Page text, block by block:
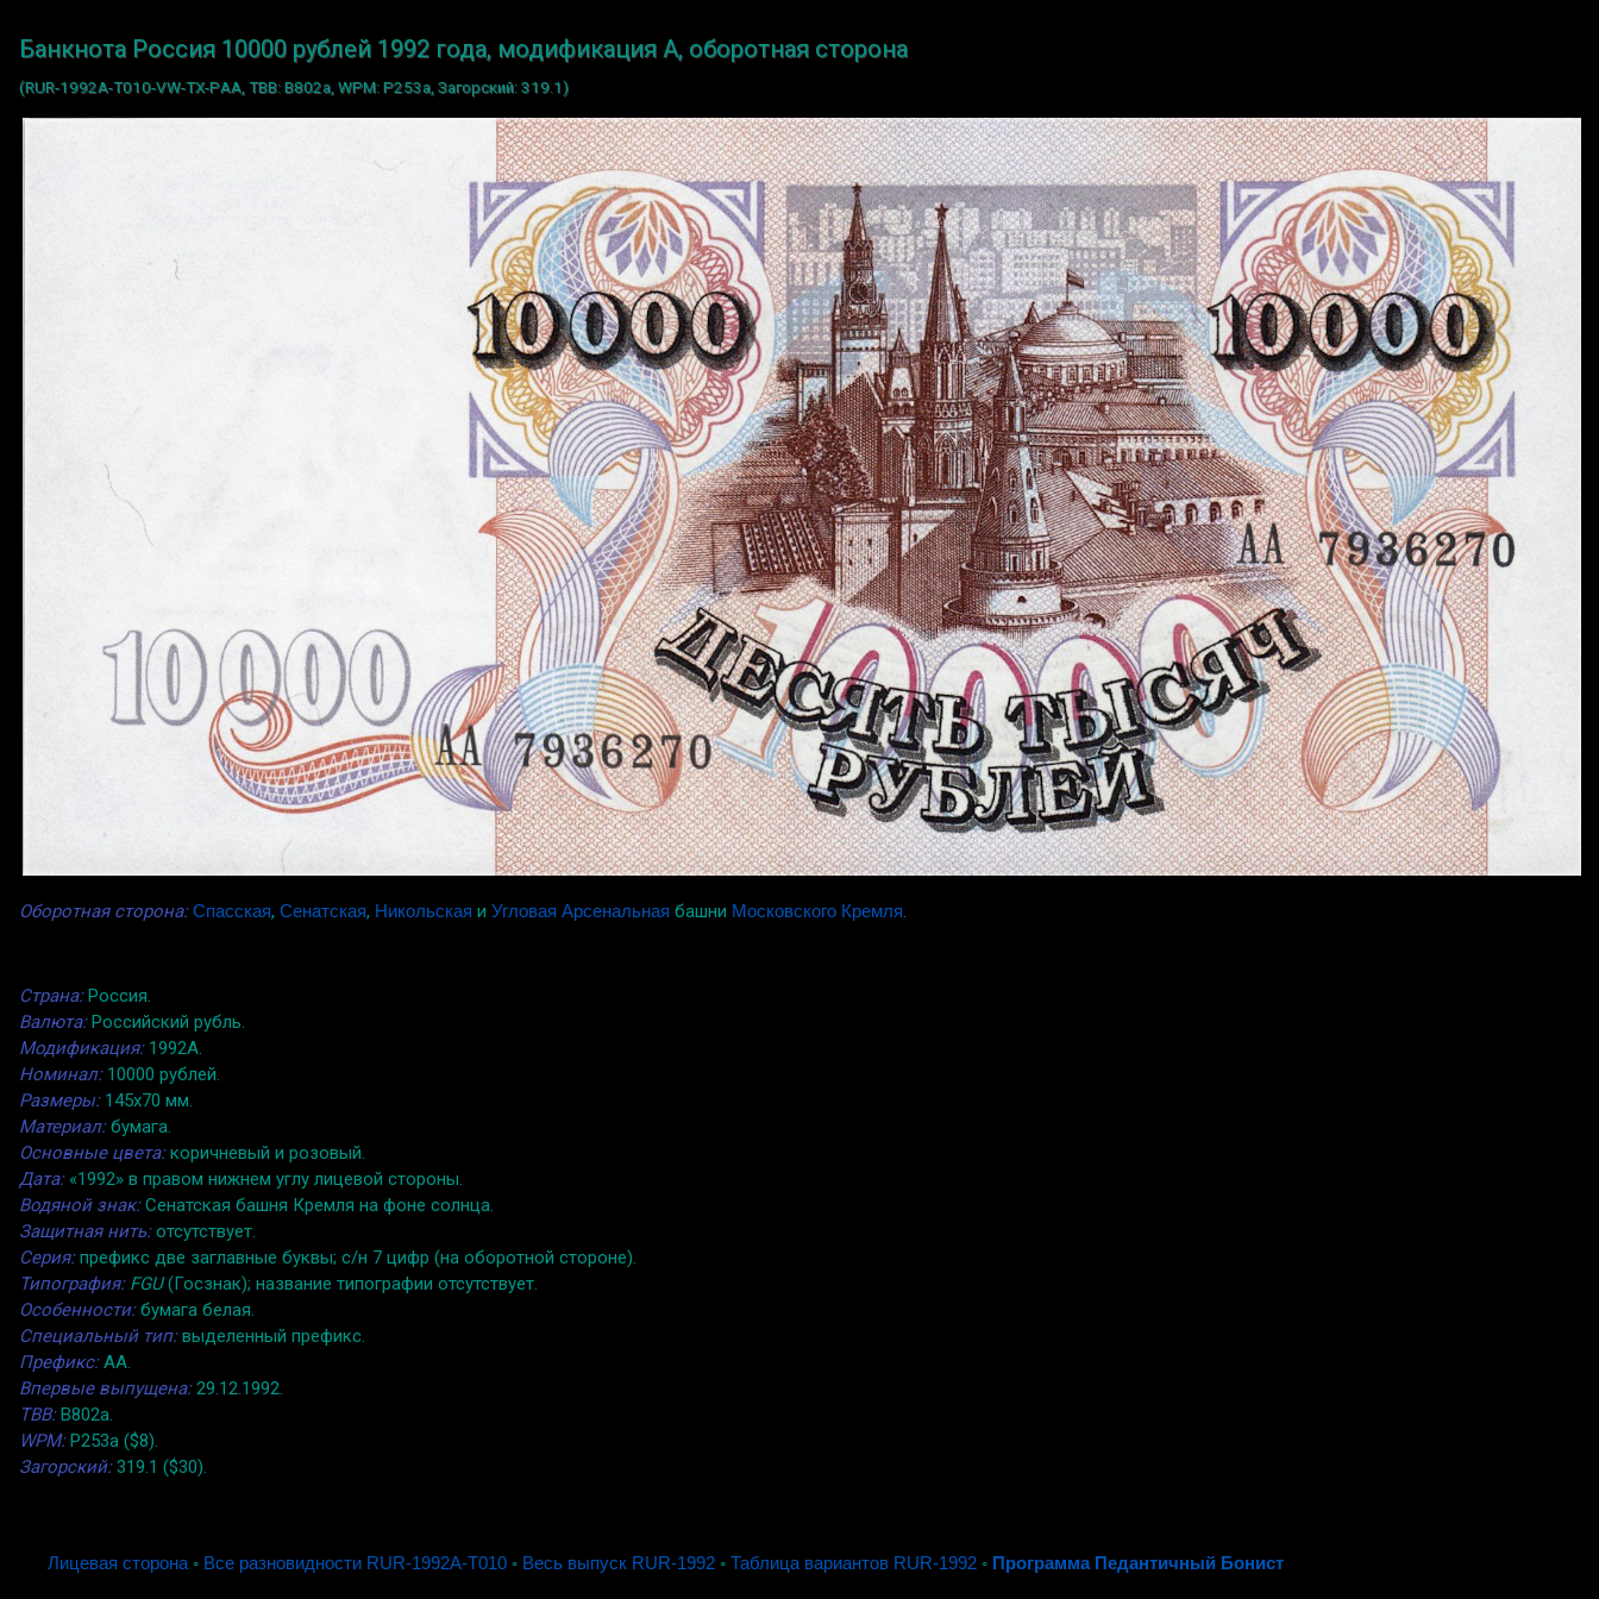
Банкнота Россия 10000 рублей 1992 года, модификация A, оборотная сторона
(RUR-1992A-T010-VW-TX-PАА, TBB: B802a, WPM: P253a, Загорский: 319.1)
Оборотная сторона: Спасская, Сенатская, Никольская и Угловая Арсенальная башни Московского Кремля.
Страна:Россия.
Валюта:Российский рубль.
Модификация:1992A.
Номинал:10000 рублей.
Размеры:145x70 мм.
Материал:бумага.
Основные цвета:коричневый и розовый.
Дата:«1992» в правом нижнем углу лицевой стороны.
Водяной знак:Сенатская башня Кремля на фоне солнца.
Защитная нить:отсутствует.
Серия:префикс две заглавные буквы; с/н 7 цифр (на оборотной стороне).
Типография: FGU(Госзнак); название типографии отсутствует.
Особенности:бумага белая.
Специальный тип:выделенный префикс.
Префикс:АА.
Впервые выпущена:29.12.1992.
TBB:B802a.
WPM:P253a ($8).
Загорский:319.1 ($30).
Лицевая сторона◦ Все разновидности RUR-1992A-T010 ◦ Весь выпуск RUR-1992 ◦ Таблица вариантов RUR-1992 ◦ Программа Педантичный Бонист